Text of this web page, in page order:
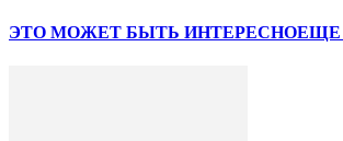
ЭТО МОЖЕТ БЫТЬ ИНТЕРЕСНОЕЩЕ